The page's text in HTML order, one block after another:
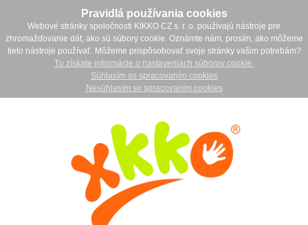
Pravidlá používania cookies
Webové stránky spoločnosti KIKKO CZ s. r. o. používajú nástroje pre
zhromažďovanie dát, ako sú súbory cookie. Oznámte nám, prosím, ako môžeme
tieto nástroje používať. Môžeme prispôsobovať svoje stránky vašim potrebám?
Tu získate informácie o nastaveniach súborov cookie.
Súhlasím so spracovaním cookies
Nesúhlasím so spracovaním cookies